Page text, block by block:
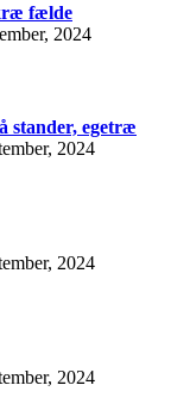
fælde
2024
stander, egetræ
2024
2024
2024